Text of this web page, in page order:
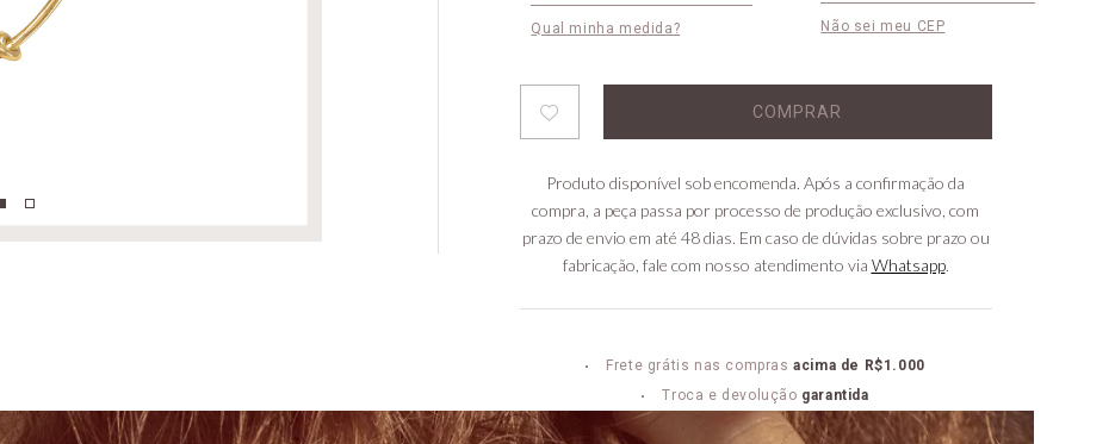
Qual minha medida? Não sei meu CEP
COMPRAR
Produto disponível sob encomenda. Após a confirmação da
compra, a peça passa por processo de produção exclusivo, com
prazo de envio em até 48 dias. Em caso de dúvidas sobre prazo ou
fabricação, fale com nosso atendimento via Whatsapp.
Frete grátis nas compras acima de R$1.000
Troca e devolução garantida